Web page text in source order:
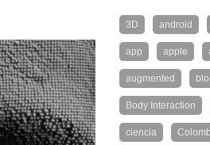
3D android
app apple
augmented
Body Interaction
ciencia